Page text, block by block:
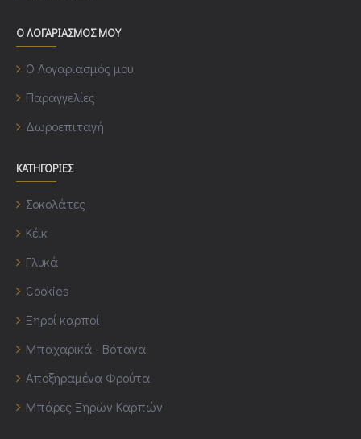
Ο ΛΟΓΑΡΙΑΣΜΟΣ ΜΟΥ
Ο Λογαριασμός μου
Παραγγελίες
Δωροεπιταγή
ΚΑΤΗΓΟΡΙΕΣ
Σοκολάτες
Κέικ
Γλυκά
Cookies
Ξηροί καρποί
Μπαχαρικά - Βότανα
Αποξηραμένα Φρούτα
Μπάρες Ξηρών Καρπών